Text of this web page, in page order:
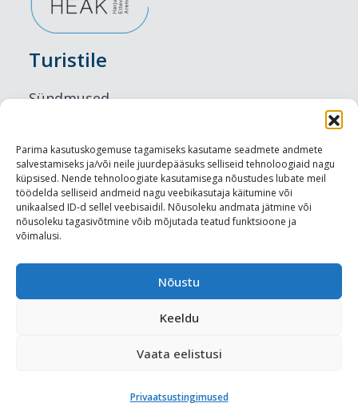
Parima kasutuskogemuse tagamiseks kasutame seadmete andmete
salvestamiseks ja/või neile juurdepääsuks selliseid tehnoloogiaid nagu
küpsised. Nende tehnoloogiate kasutamisega nõustudes lubate meil
töödelda selliseid andmeid nagu veebikasutaja käitumine või
unikaalsed ID-d sellel veebisaidil. Nõusoleku andmata jätmine või
nõusoleku tagasivõtmine võib mõjutada teatud funktsioone ja
võimalusi.
Nõustu
Keeldu
Vaata eelistusi
Privaatsustingimused
Turistile
Sündmused
Maitseelamused
Vaatamisväärsused
Visit Tallinn
Turismiprofessionaalile
Harju-, Rapla- ja Läänemaa DMO
Meediakajastused